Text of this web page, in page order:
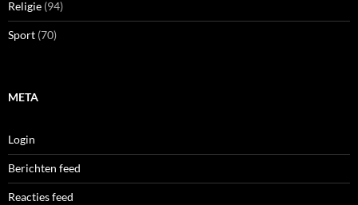
Religie (94)
Sport (70)
META
Login
Berichten feed
Reacties feed